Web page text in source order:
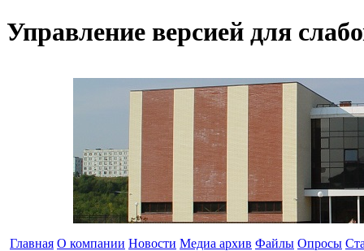
Управление версией для
Главная О компании Новости Медиа архив Файлы Опросы